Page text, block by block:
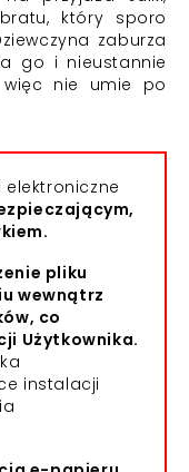
który sporo
zaburza
go i nieustannie
więc nie umie po
elektroniczne
pliku
wewnątrz
co
Użytkownika.
instalacji